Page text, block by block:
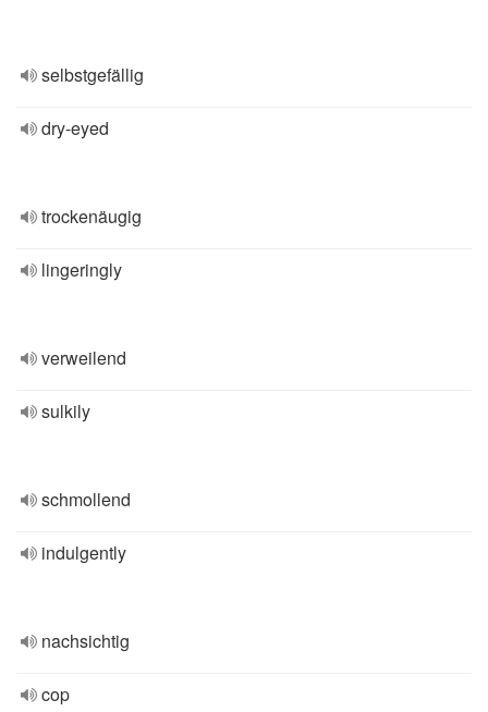
selbstgefällig
dry-eyed
trockenäugig
lingeringly
verweilend
sulkily
schmollend
indulgently
nachsichtig
cop